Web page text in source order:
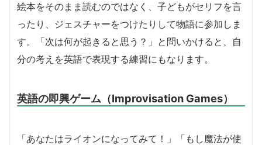
絵本をそのまま読むのではなく、子どもがセリフを言
ったり、ジェスチャーをつけたりして物語に参加しま
す。「次は何が起きると思う？」と問いかけると、自
分の考えを英語で表現する練習にもなります。
英語の即興ゲーム（Improvisation Games）
「あなたはライオンになってみて！」「もし魔法が使